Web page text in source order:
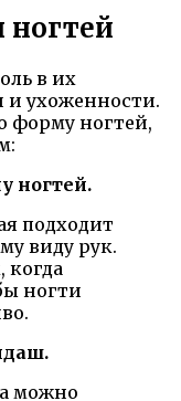
в их
и ухоженности.
форму ногтей,
ногтей.
подходит
виду рук.
когда
ногти
можно